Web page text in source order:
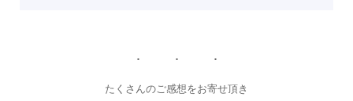
たくさんのご感想をお寄せ頂き